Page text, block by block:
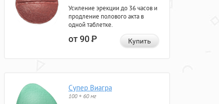
Усиление эрекции до 36 часов и
продление полового акта в
одной таблетке.
от 90Р Купить
Супер Виагра
100 + 60 мг